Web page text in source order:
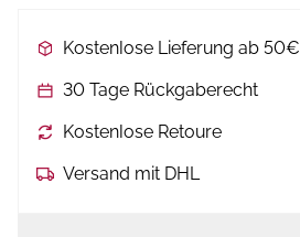
Kostenlose Lieferung ab 50€
30 Tage Rückgaberecht
Kostenlose Retoure
Versand mit DHL